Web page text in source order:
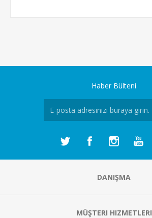
Haber Bülteni
DANIŞMA
MÜŞTERI HIZMETLERI